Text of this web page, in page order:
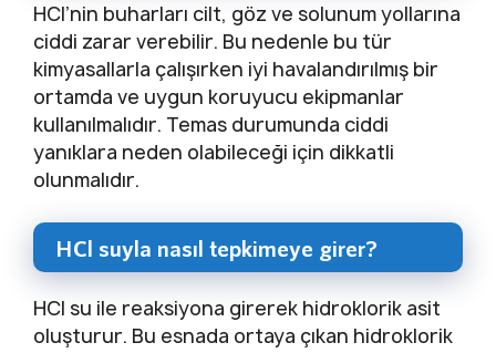
HCl’nin buharları cilt, göz ve solunum yollarına
ciddi zarar verebilir. Bu nedenle bu tür
kimyasallarla çalışırken iyi havalandırılmış bir
ortamda ve uygun koruyucu ekipmanlar
kullanılmalıdır. Temas durumunda ciddi
yanıklara neden olabileceği için dikkatli
olunmalıdır.
HCl suyla nasıl tepkimeye girer?
HCl su ile reaksiyona girerek hidroklorik asit
oluşturur. Bu esnada ortaya çıkan hidroklorik